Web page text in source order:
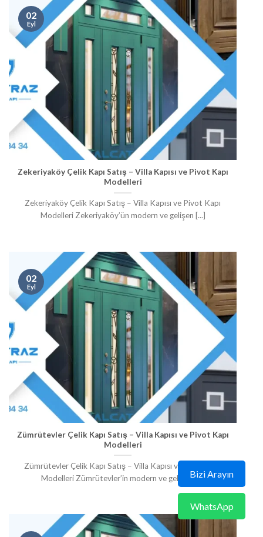
Zekeriyaköy Çelik Kapı Satış – Villa Kapısı ve Pivot Kapı
Modelleri
Zekeriyaköy Çelik Kapı Satış – Villa Kapısı ve Pivot Kapı
Modelleri Zekeriyaköy’ün modern ve gelişen [...]
02
Eyl
Zümrütevler Çelik Kapı Satış – Villa Kapısı ve Pivot Kapı
Modelleri
Zümrütevler Çelik Kapı Satış – Villa Kapısı ve Pivot Kapı
Modelleri Zümrütevler’in modern ve gelişen [...]
02
Eyl
Bizi Arayın
WhatsApp